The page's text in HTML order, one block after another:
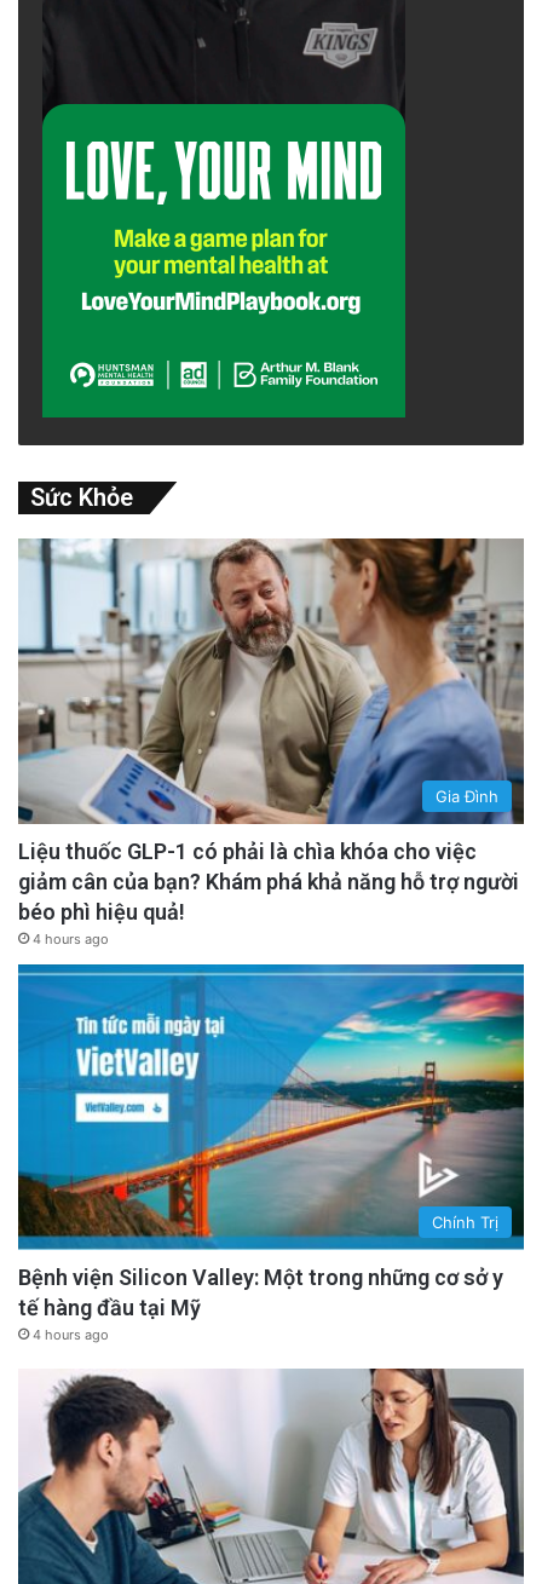
Sức Khỏe
Gia Đình
Liệu thuốc GLP-1 có phải là chìa khóa cho việc
giảm cân của bạn? Khám phá khả năng hỗ trợ người
béo phì hiệu quả!
4 hours ago
Chính Trị
Bệnh viện Silicon Valley: Một trong những cơ sở y
tế hàng đầu tại Mỹ
4 hours ago